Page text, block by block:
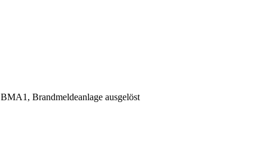
BMA1, Brandmeldeanlage ausgelöst